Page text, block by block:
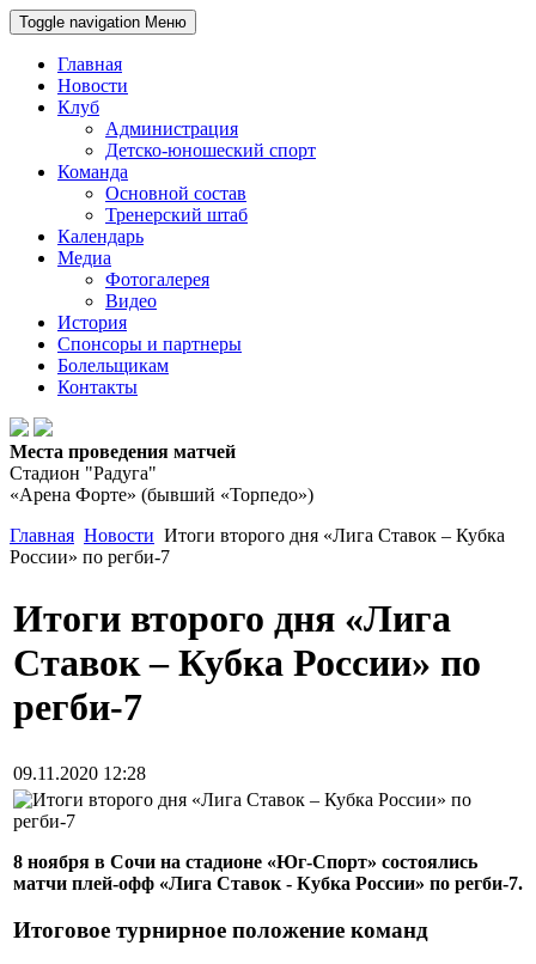
Toggle navigation Меню
Главная
Новости
Клуб
Администрация
Детско-юношеский спорт
Команда
Основной состав
Тренерский штаб
Календарь
Медиа
Фотогалерея
Видео
История
Спонсоры и партнеры
Болельщикам
Контакты
Места проведения матчей
Стадион "Радуга"
«Арена Форте» (бывший «Торпедо»)
Главная Новости Итоги второго дня «Лига Ставок – Кубка
России» по регби-7
Итоги второго дня «Лига
Ставок – Кубка России» по
регби-7
09.11.2020 12:28
8 ноября в Сочи на стадионе «Юг-Спорт» состоялись
матчи плей-офф «Лига Ставок - Кубка России» по регби-7.
Итоговое турнирное положение команд